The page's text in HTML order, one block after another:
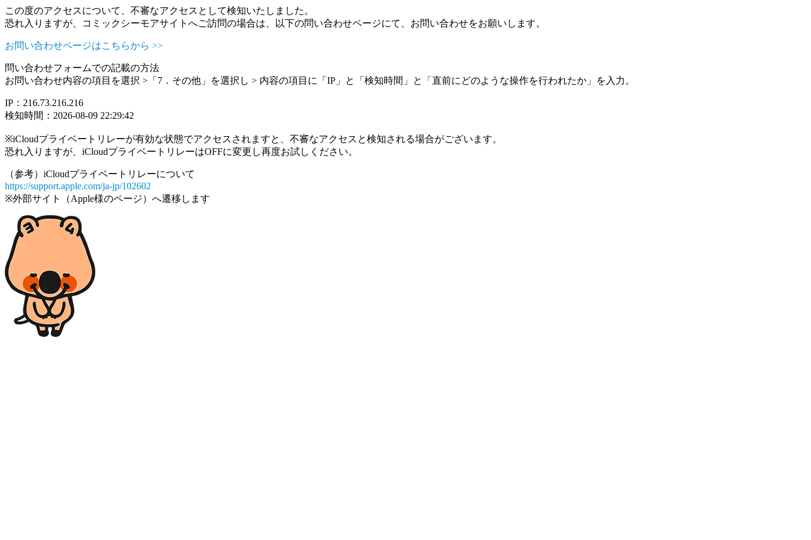
この度のアクセスについて、不審なアクセスとして検知いたしました。
恐れ入りますが、コミックシーモアサイトへご訪問の場合は、以下の問い合わせページにて、お問い合わせをお願いします。
お問い合わせページはこちらから >>
問い合わせフォームでの記載の方法
お問い合わせ内容の項目を選択 >「7．その他」を選択し > 内容の項目に「IP」と「検知時間」と「直前にどのような操作を行われたか」を入力。
IP：216.73.216.216
検知時間：2026-08-09 22:29:42
※iCloudプライベートリレーが有効な状態でアクセスされますと、不審なアクセスと検知される場合がございます。
恐れ入りますが、iCloudプライベートリレーはOFFに変更し再度お試しください。
（参考）iCloudプライベートリレーについて
https://support.apple.com/ja-jp/102602
※外部サイト（Apple様のページ）へ遷移します